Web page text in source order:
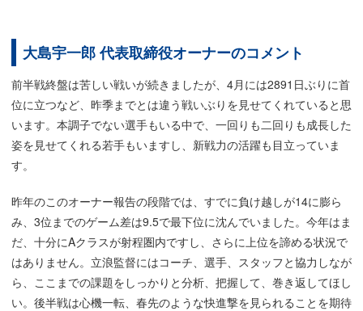
大島宇一郎 代表取締役オーナーのコメント
前半戦終盤は苦しい戦いが続きましたが、4月には2891日ぶりに首
位に立つなど、昨季までとは違う戦いぶりを見せてくれていると思
います。本調子でない選手もいる中で、一回りも二回りも成長した
姿を見せてくれる若手もいますし、新戦力の活躍も目立っていま
す。
昨年のこのオーナー報告の段階では、すでに負け越しが14に膨ら
み、3位までのゲーム差は9.5で最下位に沈んでいました。今年はま
だ、十分にAクラスが射程圏内ですし、さらに上位を諦める状況で
はありません。立浪監督にはコーチ、選手、スタッフと協力しなが
ら、ここまでの課題をしっかりと分析、把握して、巻き返してほし
い。後半戦は心機一転、春先のような快進撃を見られることを期待